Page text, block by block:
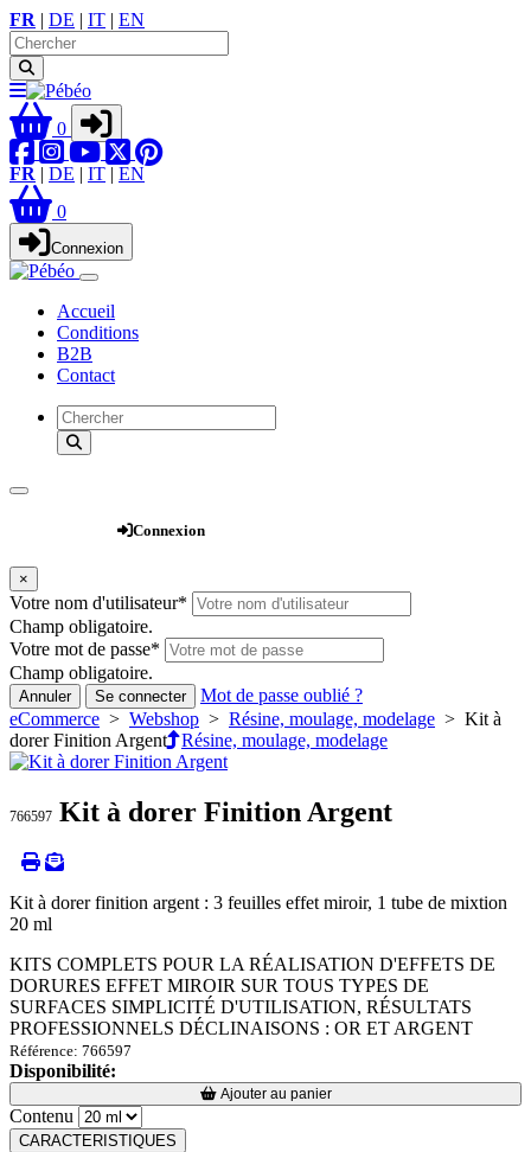
FR | DE | IT | EN
0
FR | DE | IT | EN
0
Connexion
Accueil
Conditions
B2B
Contact
Connexion
×
Votre nom d'utilisateur*
Champ obligatoire.
Votre mot de passe*
Champ obligatoire.
Annuler Se connecter
Mot de passe oublié ?
eCommerce > Webshop > Résine, moulage, modelage > Kit à
dorer Finition Argent
Résine, moulage, modelage
766597 Kit à dorer Finition Argent
Kit à dorer finition argent : 3 feuilles effet miroir, 1 tube de mixtion
20 ml
KITS COMPLETS POUR LA RÉALISATION D'EFFETS DE
DORURES EFFET MIROIR SUR TOUS TYPES DE
SURFACES SIMPLICITÉ D'UTILISATION, RÉSULTATS
PROFESSIONNELS DÉCLINAISONS : OR ET ARGENT
Référence: 766597
Disponibilité:
Loading...
Loading... Ajouter au panier
Contenu
CARACTERISTIQUES